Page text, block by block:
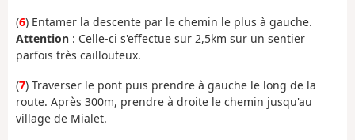
(6) Entamer la descente par le chemin le plus à gauche.
Attention : Celle-ci s'effectue sur 2,5km sur un sentier
parfois très caillouteux.
(7) Traverser le pont puis prendre à gauche le long de la
route. Après 300m, prendre à droite le chemin jusqu'au
village de Mialet.